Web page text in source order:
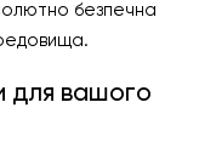
безпечна
для вашого